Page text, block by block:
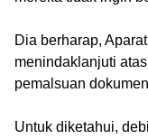
‎Dia berharap,
menindaklanjuti
pemalsuan
‎Untuk diketahui,